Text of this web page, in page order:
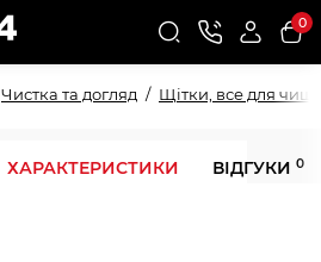
0
Чистка та догляд Щітки, все для
ХАРАКТЕРИСТИКИ ВІДГУКИ 0